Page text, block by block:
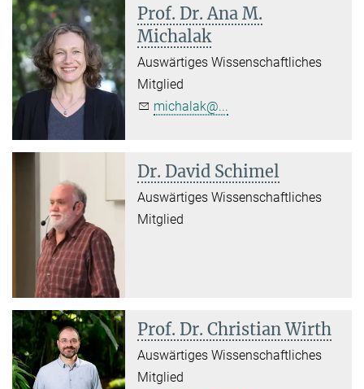
Prof. Dr. Ana M.
Michalak
Auswärtiges Wissenschaftliches
Mitglied
michalak@...
Dr. David Schimel
Auswärtiges Wissenschaftliches
Mitglied
Prof. Dr. Christian Wirth
Auswärtiges Wissenschaftliches
Mitglied